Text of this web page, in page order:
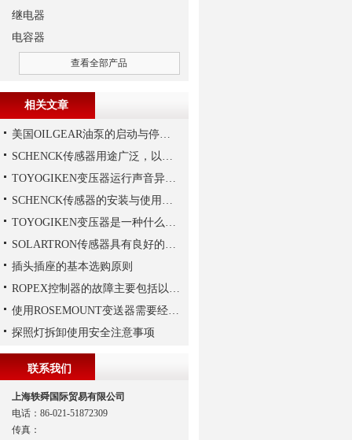
继电器
电容器
查看全部产品
相关文章
美国OILGEAR油泵的启动与停机操作注意
SCHENCK传感器用途广泛，以下是一些常见的应用领域
TOYOGIKEN变压器运行声音异常的判断方法
SCHENCK传感器的安装与使用建议
TOYOGIKEN变压器是一种什么设备
SOLARTRON传感器具有良好的稳定性和反应速度
插头插座的基本选购原则
ROPEX控制器的故障主要包括以下几种情况
使用ROSEMOUNT变送器需要经过以下步骤
探照灯拆卸使用安全注意事项
联系我们
上海轶舜国际贸易有限公司
电话：86-021-51872309
传真：